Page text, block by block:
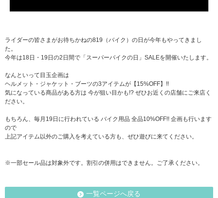
ライダーの皆さまがお待ちかねの819（バイク）の日が今年もやってきまし
た。
今年は18日・19日の2日間で「スーパーバイクの日」SALEを開催いたします。
なんといって目玉企画は
ヘルメット・ジャケット・ブーツの3アイテムが【15%OFF】!!
気になっている商品がある方は 今が狙い目かも!? ぜひお近くの店舗にご来店く
ださい。
もちろん、毎月19日に行われている バイク用品 全品10%OFF!! 企画も行います
ので
上記アイテム以外のご購入を考えている方も、ぜひ遊びに来てください。
※一部セール品は対象外です。割引の併用はできません。ご了承ください。
一覧ページへ戻る